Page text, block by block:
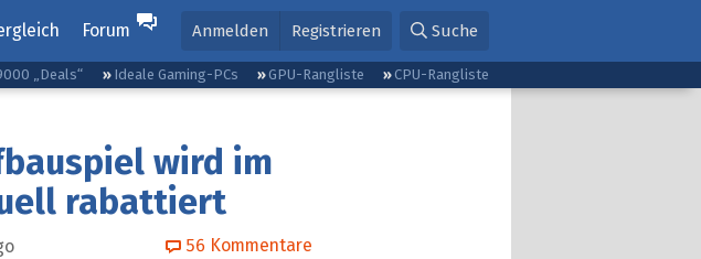
Forum Anmelden Registrieren Suche
„Deals“ Ideale Gaming-PCs GPU-Rangliste CPU-Rangliste
wird im
rabattiert
56 Kommentare